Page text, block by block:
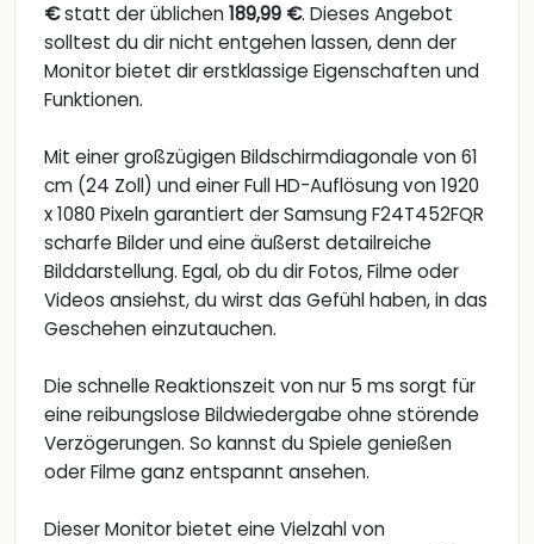
€statt der üblichen189,99 €. Dieses Angebot
solltest du dir nicht entgehen lassen, denn der
Monitor bietet dir erstklassige Eigenschaften und
Funktionen.
Mit einer großzügigen Bildschirmdiagonale von 61
cm (24 Zoll) und einer Full HD-Auflösung von 1920
x 1080 Pixeln garantiert der Samsung F24T452FQR
scharfe Bilder und eine äußerst detailreiche
Bilddarstellung. Egal, ob du dir Fotos, Filme oder
Videos ansiehst, du wirst das Gefühl haben, in das
Geschehen einzutauchen.
Die schnelle Reaktionszeit von nur 5 ms sorgt für
eine reibungslose Bildwiedergabe ohne störende
Verzögerungen. So kannst du Spiele genießen
oder Filme ganz entspannt ansehen.
Dieser Monitor bietet eine Vielzahl von